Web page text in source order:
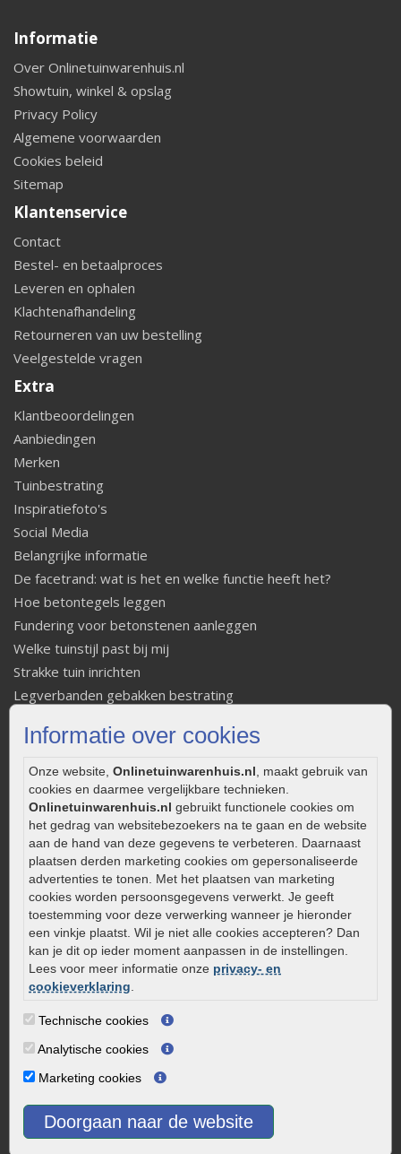
Informatie over cookies
Onze website, Onlinetuinwarenhuis.nl , maakt gebruik van
cookies en daarmee vergelijkbare technieken.
Onlinetuinwarenhuis.nl gebruikt functionele cookies om
het gedrag van websitebezoekers na te gaan en de website
aan de hand van deze gegevens te verbeteren. Daarnaast
plaatsen derden marketing cookies om gepersonaliseerde
advertenties te tonen. Met het plaatsen van marketing
cookies worden persoonsgegevens verwerkt. Je geeft
toestemming voor deze verwerking wanneer je hieronder
een vinkje plaatst. Wil je niet alle cookies accepteren? Dan
kan je dit op ieder moment aanpassen in de instellingen.
Lees voor meer informatie onze privacy- en
cookieverklaring
Technische cookies
Analytische cookies
Marketing cookies
Doorgaan naar de website
Informatie
Over Onlinetuinwarenhuis.nl
Showtuin, winkel & opslag
Privacy Policy
Algemene voorwaarden
Cookies beleid
Sitemap
Klantenservice
Contact
Bestel- en betaalproces
Leveren en ophalen
Klachtenafhandeling
Retourneren van uw bestelling
Veelgestelde vragen
Extra
Klantbeoordelingen
Aanbiedingen
Merken
Tuinbestrating
Inspiratiefoto's
Social Media
Belangrijke informatie
De facetrand: wat is het en welke functie heeft het?
Hoe betontegels leggen
Fundering voor betonstenen aanleggen
Welke tuinstijl past bij mij
Strakke tuin inrichten
Legverbanden gebakken bestrating
Aanlegtips voor gebakken bestrating
Zelf een terras aanleggen
Kleine stadstuin inrichten
0320 – 219170
Kaapstanderweg 41
8243 RB Lelystad
info@onlinetuinwarenhuis.nl
Routebeschrijving
Openingstijden
Maandag
08:00 - 17:00
Dinsdag
Woensdag
Donderdag
Vrijdag
Zondag
Gesloten